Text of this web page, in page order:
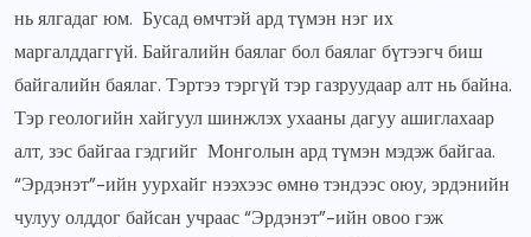
нь ялгадаг юм. Бусад өмчтэй ард түмэн нэг их
маргалддаггүй. Байгалийн баялаг бол баялаг бүтээгч биш
байгалийн баялаг. Тэртээ тэргүй тэр газруудаар алт нь байна.
Тэр геологийн хайгуул шинжлэх ухааны дагуу ашиглахаар
алт, зэс байгаа гэдгийг Монголын ард түмэн мэдэж байгаа.
“Эрдэнэт”-ийн уурхайг нээхээс өмнө тэндээс оюу, эрдэнийн
чулуу олддог байсан учраас “Эрдэнэт”-ийн овоо гэж